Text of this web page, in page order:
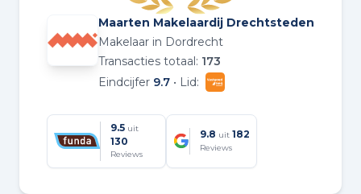
Maarten Makelaardij Drechtsteden
Makelaar in Dordrecht
Transacties totaal: 173
Eindcijfer 9.7 • Lid:
9.5 uit
130
Reviews
9.8 uit 182
Reviews